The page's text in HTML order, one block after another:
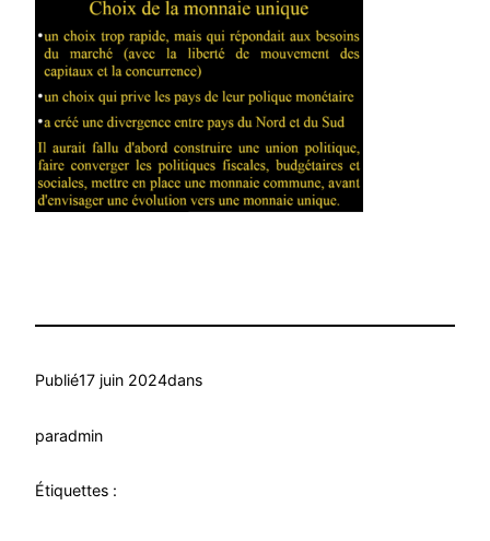
Publié17 juin 2024dans
paradmin
Étiquettes :